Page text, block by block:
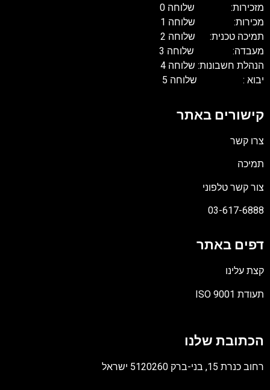
מזכירות: שלוחה 0
מכירות: שלוחה 1
תמיכה טכנית: שלוחה 2
מעבדה: שלוחה 3
הנהלת חשבונות: שלוחה 4
יבוא : שלוחה 5
קישורים באתר
צרו קשר
תמיכה
צור קשר טלפוני
03-617-6888
דפים באתר
קצת עלינו
תעודת ISO 9001
PDF
הכתובת שלנו
רחוב כנרת 15, בני-ברק 5120260 ישראל